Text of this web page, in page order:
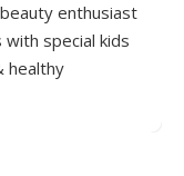
enthusiast
special kids
healthy